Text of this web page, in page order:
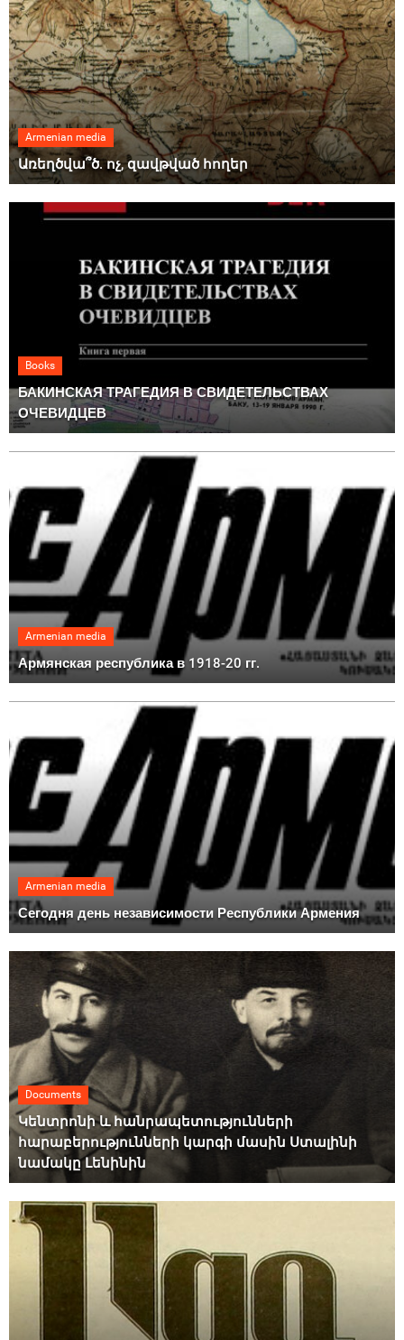
Armenian media
Առեղծվա՞ծ. ոչ, զավթված հողեր
Books
БАКИНСКАЯ ТРАГЕДИЯ В СВИДЕТЕЛЬСТВАХ
ОЧЕВИДЦЕВ
Armenian media
Армянская республика в 1918-20 гг.
Armenian media
Сегодня день независимости Республики Армения
Documents
Կենտրոնի և հանրապետությունների
հարաբերությունների կարգի մասին Ստալինի
նամակը Լենինին